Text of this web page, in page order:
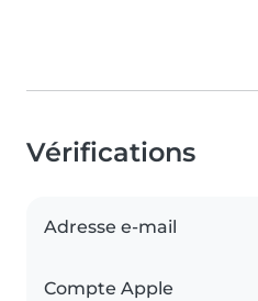
Vérifications
Adresse e-mail
Compte Apple